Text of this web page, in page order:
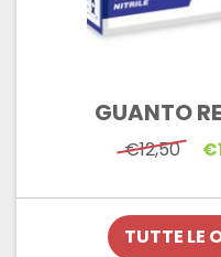
GUANTO
€12,50 €
TUTTE LE